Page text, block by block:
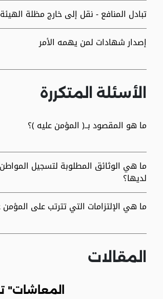
تبادل المنافع - نقل إلى خارج مظلة الهيئة
إصدار شهادات لمن يهمه الأمر
الأسئلة المتكررة
ما هو المقصود بــ( المؤمن عليه )؟
ما هي الوثائق المطلوبة لتسجيل
لديها؟
ما هي الإلتزامات التي تترتب على
المقالات